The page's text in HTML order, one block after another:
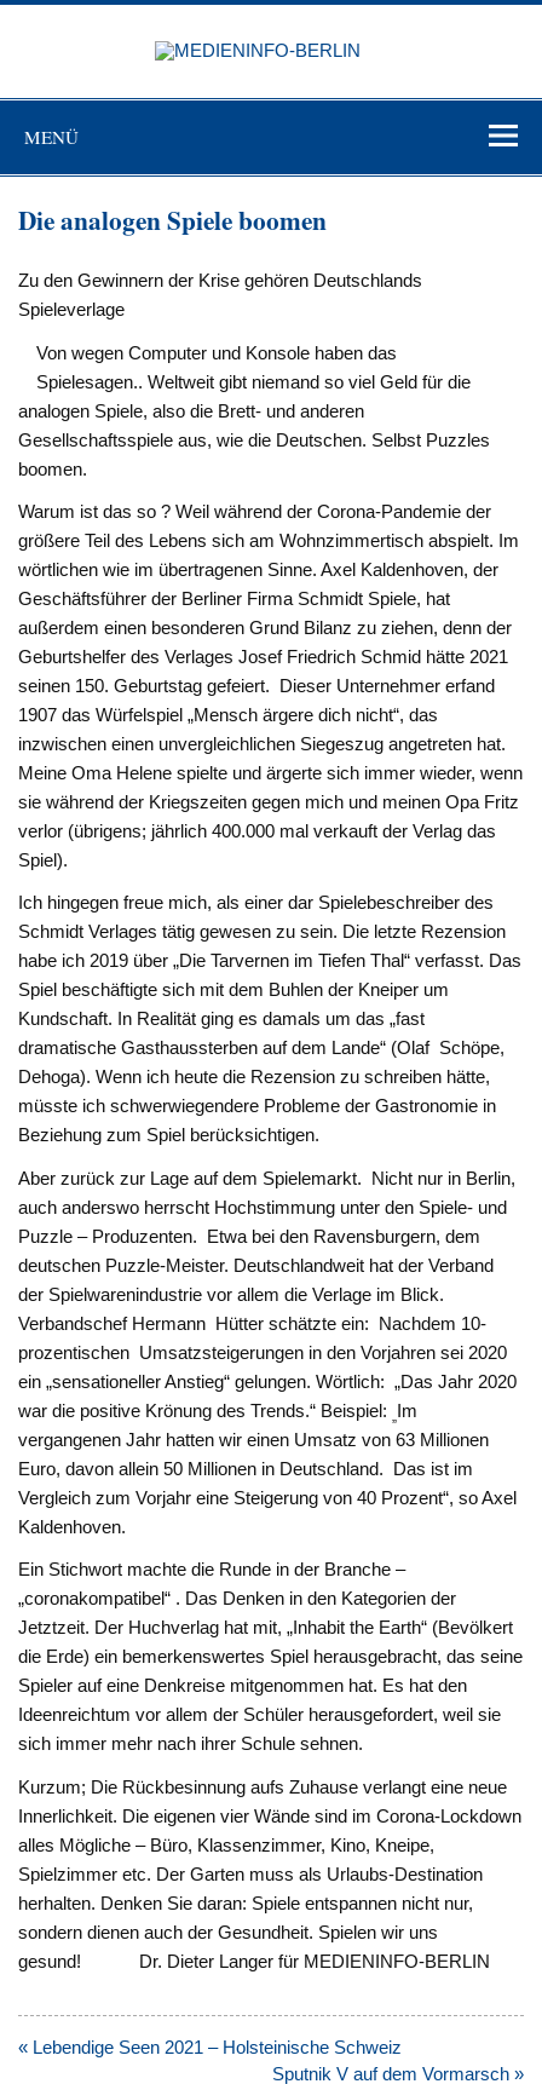
Zum
MENÜ
Die analogen Spiele boomen
Zu den Gewinnern der Krise gehören Deutschlands
Spieleverlage
Von wegen Computer und Konsole haben das
Spielesagen.. Weltweit gibt niemand so viel Geld für die
analogen Spiele, also die Brett- und anderen
Gesellschaftsspiele aus, wie die Deutschen. Selbst Puzzles
boomen.
Warum ist das so ? Weil während der Corona-Pandemie der
größere Teil des Lebens sich am Wohnzimmertisch abspielt. Im
wörtlichen wie im übertragenen Sinne. Axel Kaldenhoven, der
Geschäftsführer der Berliner Firma Schmidt Spiele, hat
außerdem einen besonderen Grund Bilanz zu ziehen, denn der
Geburtshelfer des Verlages Josef Friedrich Schmid hätte 2021
seinen 150. Geburtstag gefeiert. Dieser Unternehmer erfand
1907 das Würfelspiel „Mensch ärgere dich nicht“, das
inzwischen einen unvergleichlichen Siegeszug angetreten hat.
Meine Oma Helene spielte und ärgerte sich immer wieder, wenn
sie während der Kriegszeiten gegen mich und meinen Opa Fritz
verlor (übrigens; jährlich 400.000 mal verkauft der Verlag das
Spiel).
Ich hingegen freue mich, als einer dar Spielebeschreiber des
Schmidt Verlages tätig gewesen zu sein. Die letzte Rezension
habe ich 2019 über „Die Tarvernen im Tiefen Thal“ verfasst. Das
Spiel beschäftigte sich mit dem Buhlen der Kneiper um
Kundschaft. In Realität ging es damals um das „fast
dramatische Gasthaussterben auf dem Lande“ (Olaf Schöpe,
Dehoga). Wenn ich heute die Rezension zu schreiben hätte,
müsste ich schwerwiegendere Probleme der Gastronomie in
Beziehung zum Spiel berücksichtigen.
Aber zurück zur Lage auf dem Spielemarkt. Nicht nur in Berlin,
auch anderswo herrscht Hochstimmung unter den Spiele- und
Puzzle – Produzenten. Etwa bei den Ravensburgern, dem
deutschen Puzzle-Meister. Deutschlandweit hat der Verband
der Spielwarenindustrie vor allem die Verlage im Blick.
Verbandschef Hermann Hütter schätzte ein: Nachdem 10-
prozentischen Umsatzsteigerungen in den Vorjahren sei 2020
ein „sensationeller Anstieg“ gelungen. Wörtlich: „Das Jahr 2020
war die positive Krönung des Trends.“ Beispiel: „Im
vergangenen Jahr hatten wir einen Umsatz von 63 Millionen
Euro, davon allein 50 Millionen in Deutschland. Das ist im
Vergleich zum Vorjahr eine Steigerung von 40 Prozent“, so Axel
Kaldenhoven.
Ein Stichwort machte die Runde in der Branche –
„coronakompatibel“ . Das Denken in den Kategorien der
Jetztzeit. Der Huchverlag hat mit, „Inhabit the Earth“ (Bevölkert
die Erde) ein bemerkenswertes Spiel herausgebracht, das seine
Spieler auf eine Denkreise mitgenommen hat. Es hat den
Ideenreichtum vor allem der Schüler herausgefordert, weil sie
sich immer mehr nach ihrer Schule sehnen.
Kurzum; Die Rückbesinnung aufs Zuhause verlangt eine neue
Innerlichkeit. Die eigenen vier Wände sind im Corona-Lockdown
alles Mögliche – Büro, Klassenzimmer, Kino, Kneipe,
Spielzimmer etc. Der Garten muss als Urlaubs-Destination
herhalten. Denken Sie daran: Spiele entspannen nicht nur,
sondern dienen auch der Gesundheit. Spielen wir uns
gesund! Dr. Dieter Langer für MEDIENINFO-BERLIN
Beitragsnavigation
« Lebendige Seen 2021 – Holsteinische Schweiz
Sputnik V auf dem Vormarsch »